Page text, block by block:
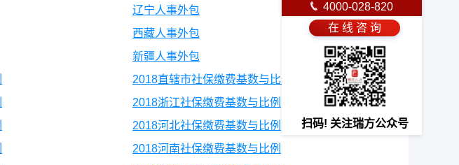
辽宁人事外包
西藏人事外包
新疆人事外包
2018直辖市社保缴费基数与比例
2018浙江社保缴费基数与比例
2018河北社保缴费基数与比例
2018河南社保缴费基数与比例
4000-028-820
在 线 咨 询
扫码! 关注瑞方公众号